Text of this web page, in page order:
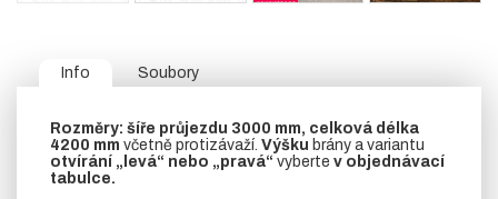
Info Soubory
Rozměry: šíře průjezdu 3000 mm, celková délka
4200 mm včetně protizávaží. Výšku brány a variantu
otvírání „levá“ nebo „pravá“ vyberte v objednávací
tabulce.